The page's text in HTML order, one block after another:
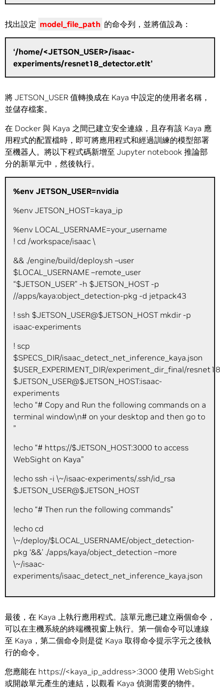
找出設定 model_file_path 的命令列，並將值設為：
‘/home/<JETSON_USER>/isaac-
experiments/resnet18_detector.etlt’
將 JETSON_USER 值轉換成在 Kaya 中設定的使用者名稱，
並儲存檔案。
在 Docker 與 Kaya 之間已建立安全連線，且存有該 Kaya 應
用程式的配置檔時，即可將應用程式和經過訓練的模型部署
至機器人。將以下程式碼新增至 Jupyter notebook 推論部
分的新單元中，然後執行。
%env JETSON_USER=nvidia
%env JETSON_HOST=kaya_ip
%env LOCAL_USERNAME=your_username
! cd /workspace/isaac \
&& ./engine/build/deploy.sh –user
$LOCAL_USERNAME –remote_user
“$JETSON_USER” -h $JETSON_HOST -p
//apps/kaya:object_detection-pkg -d jetpack43
! ssh $JETSON_USER@$JETSON_HOST mkdir -p
isaac-experiments
! scp
$SPECS_DIR/isaac_detect_net_inference_kaya.json
$USER_EXPERIMENT_DIR/experiment_dir_final/
$JETSON_USER@$JETSON_HOST:isaac-
experiments
!echo “# Copy and Run the following commands on a
terminal window\n# on your desktop and then go to
”
!echo “# https://$JETSON_HOST:3000 to access
WebSight on Kaya”
!echo ssh -i \~/isaac-experiments/.ssh/id_rsa
$JETSON_USER@$JETSON_HOST
!echo “# Then run the following commands”
!echo cd
\~/deploy/$LOCAL_USERNAME/object_detection-
pkg ‘&&’ ./apps/kaya/object_detection –more
\~/isaac-
experiments/isaac_detect_net_inference_kaya.json
最後，在 Kaya 上執行應用程式。該單元應已建立兩個命令，
可以在主機系統的終端機視窗上執行。第一個命令可以連線
至 Kaya，第二個命令則是從 Kaya 取得命令提示字元之後執
行的命令。
您應能在 https://<kaya_ip_address>:3000 使用 WebSight
或開啟單元產生的連結，以觀看 Kaya 偵測需要的物件。